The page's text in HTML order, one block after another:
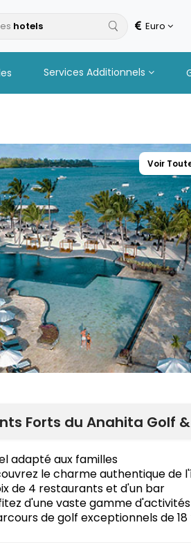
Euro
Services Additionnels
Voir
Forts du Anahita Golf
adapté aux familles
le charme authentique de
de 4 restaurants et d'un bar
d'une vaste gamme
de golf exceptionnels de